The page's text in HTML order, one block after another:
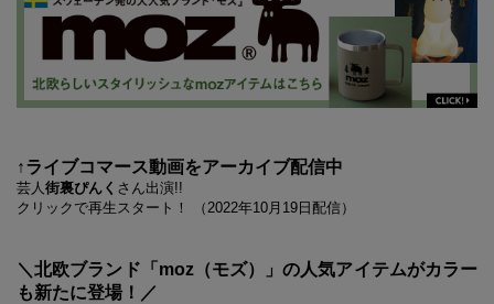
↑ライブコマース動画をアーカイブ配信中
芸人街裏ぴんく さん出演!!
クリックで再生スタート！ （2022年10月19日配信）
＼北欧ブランド「moz（モズ）」の人気アイテムがカラー
も新たに登場！／